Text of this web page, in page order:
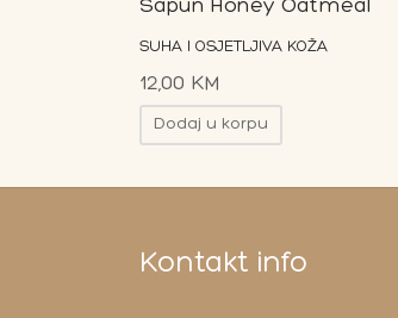
Sapun Honey Oatmeal
SUHA I OSJETLJIVA KOŽA
12,00 KM
Dodaj u korpu
Kontakt info